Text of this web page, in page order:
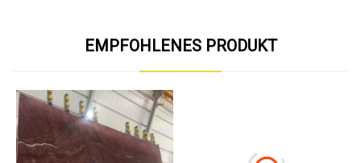
EMPFOHLENES PRODUKT